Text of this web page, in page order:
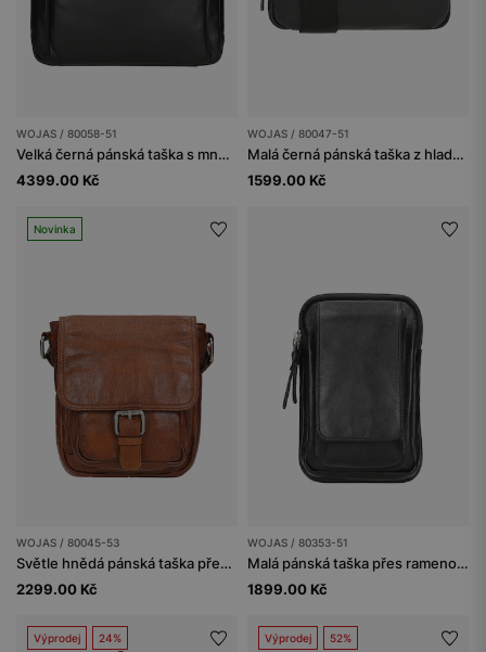
WOJAS / 80058-51
Velká černá pánská taška s množstvím kapes
4399.00 Kč
WOJAS / 80047-51
Malá černá pánská taška z hladké kůže
1599.00 Kč
Novinka
WOJAS / 80045-53
Světle hnědá pánská taška přes rameno z hladké kůže
2299.00 Kč
WOJAS / 80353-51
Malá pánská taška přes rameno z černé hladké kůže
1899.00 Kč
Výprodej 24% Výprodej 52%